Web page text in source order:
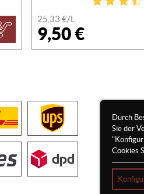
25,33 €/L
9,50 €
Durch
Sie der
Cookies